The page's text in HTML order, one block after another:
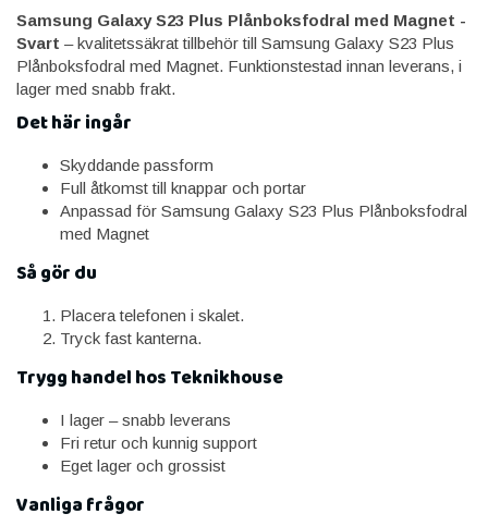
Samsung Galaxy S23 Plus Plånboksfodral med Magnet -
Svart – kvalitetssäkrat tillbehör till Samsung Galaxy S23 Plus
Plånboksfodral med Magnet. Funktionstestad innan leverans, i
lager med snabb frakt.
Det här ingår
Skyddande passform
Full åtkomst till knappar och portar
Anpassad för Samsung Galaxy S23 Plus Plånboksfodral
med Magnet
Så gör du
Placera telefonen i skalet.
Tryck fast kanterna.
Trygg handel hos Teknikhouse
I lager – snabb leverans
Fri retur och kunnig support
Eget lager och grossist
Vanliga frågor